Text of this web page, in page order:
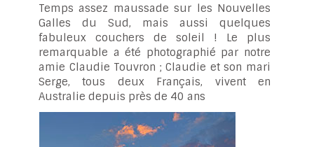
Temps assez maussade sur les Nouvelles
Galles du Sud, mais aussi quelques
fabuleux couchers de soleil ! Le plus
remarquable a été photographié par notre
amie Claudie Touvron ; Claudie et son mari
Serge, tous deux Français, vivent en
Australie depuis près de 40 ans